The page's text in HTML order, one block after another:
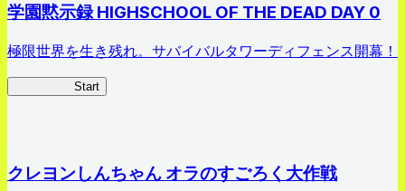
学園黙示録 HIGHSCHOOL OF THE DEAD DAY 0
極限世界を生き残れ。サバイバルタワーディフェンス開幕！
Start
クレヨンしんちゃん オラのすごろく大作戦